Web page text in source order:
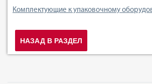
Комплектующие к упаковочному
НАЗАД В РАЗДЕЛ